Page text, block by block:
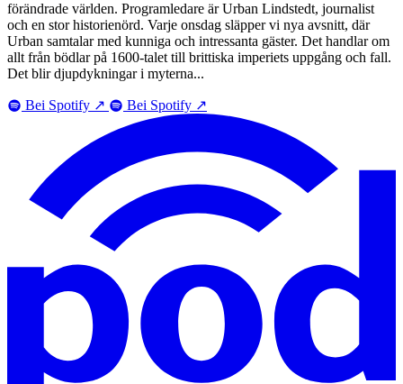
förändrade världen. Programledare är Urban Lindstedt, journalist
och en stor historienörd. Varje onsdag släpper vi nya avsnitt, där
Urban samtalar med kunniga och intressanta gäster. Det handlar om
allt från bödlar på 1600-talet till brittiska imperiets uppgång och fall.
Det blir djupdykningar i myterna...
Bei Spotify ↗ Bei Spotify ↗